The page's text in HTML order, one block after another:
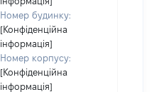
Номер будинку:
[Конфіденційна
інформація]
Номер корпусу:
[Конфіденційна
інформація]